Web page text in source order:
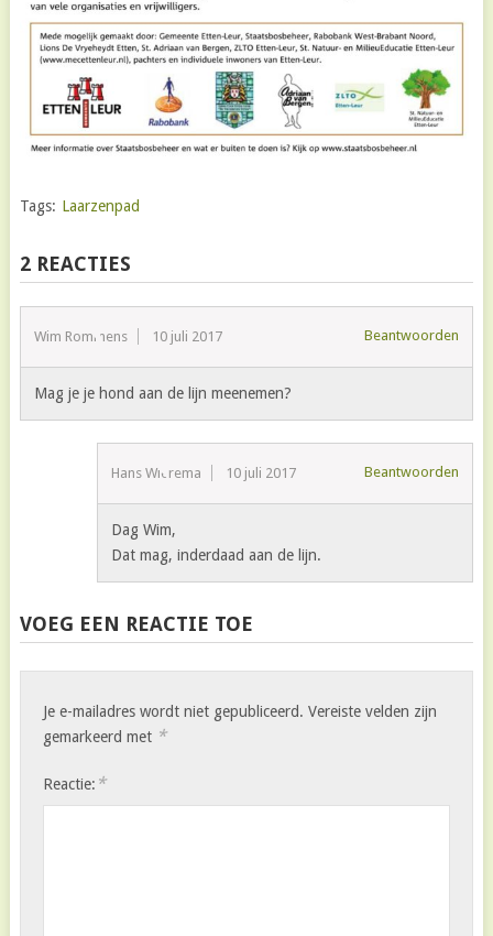
Tags: Laarzenpad
2 REACTIES
Wim Rommens 10 juli 2017 Beantwoorden
Mag je je hond aan de lijn meenemen?
Hans Wierema 10 juli 2017 Beantwoorden
Dag Wim,
Dat mag, inderdaad aan de lijn.
VOEG EEN REACTIE TOE
Je e-mailadres wordt niet gepubliceerd. Vereiste velden zijn
gemarkeerd met *
Reactie: *